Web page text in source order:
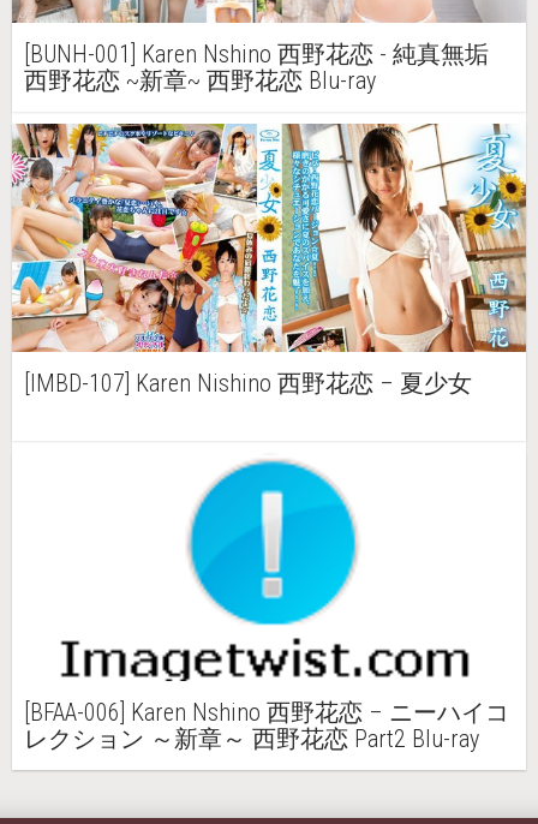
[BUNH-001] Karen Nshino 西野花恋 - 純真無垢
西野花恋 ~新章~ 西野花恋 Blu-ray
[IMBD-107] Karen Nishino 西野花恋 – 夏少女
[BFAA-006] Karen Nshino 西野花恋 – ニーハイコ
レクション ～新章～ 西野花恋 Part2 Blu-ray